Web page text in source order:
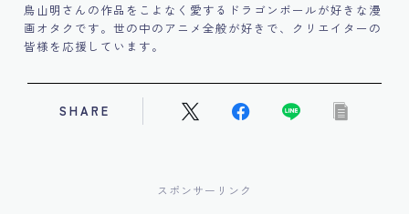
鳥山明さんの作品をこよなく愛するドラゴンボールが好きな漫
画オタクです。世の中のアニメ全般が好きで、クリエイターの
皆様を応援しています。
SHARE
スポンサーリンク